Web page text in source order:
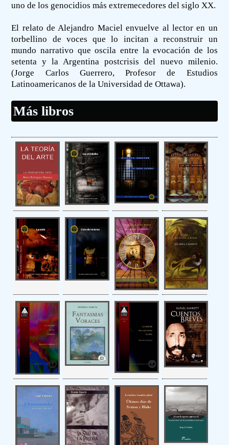
uno de los genocidios más extremecedores del siglo XX.
El relato de Alejandro Maciel envuelve al lector en un
torbellino de voces que lo incitan a reconstruir un
mundo narrativo que oscila entre la evocación de los
setenta y la Argentina postcrisis del nuevo milenio.
(Jorge Carlos Guerrero, Profesor de Estudios
Latinoamericanos de la Universidad de Ottawa).
Más libros